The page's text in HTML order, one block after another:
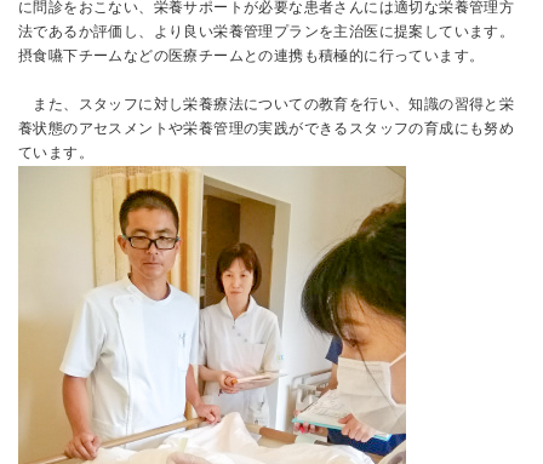
に問診をおこない、栄養サポートが必要な患者さんには適切な栄養管理方
法であるか評価し、より良い栄養管理プランを主治医に提案しています。
摂食嚥下チームなどの医療チームとの連携も積極的に行っています。
また、スタッフに対し栄養療法についての教育を行い、知識の習得と栄
養状態のアセスメントや栄養管理の実践ができるスタッフの育成にも努め
ています。